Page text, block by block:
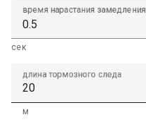
время нарастания замедления
сек
длина тормозного следа
м